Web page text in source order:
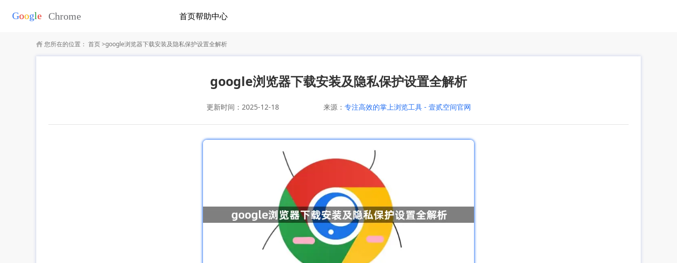
首页帮助中心
您所在的位置： 首页>google浏览器下载安装及隐私保护设置全解析
google浏览器下载安装及隐私保护设置全解析
更新时间：2025-12-18 来源： 专注高效的掌上浏览工具 - 壹贰空间官网